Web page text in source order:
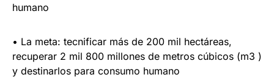
humano
• La meta: tecnificar más de 200 mil hectáreas,
recuperar 2 mil 800 millones de metros cúbicos (m3 )
y destinarlos para consumo humano